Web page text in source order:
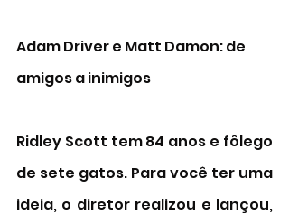
Adam Driver e Matt Damon: de
amigos a inimigos
Ridley Scott tem 84 anos e fôlego
de sete gatos. Para você ter uma
ideia, o diretor realizou e lançou,